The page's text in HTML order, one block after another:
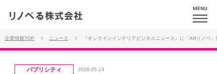
企業情報TOP ニュース 『オンラインインテリアビジネスニュース』に「ARリノベ
パブリシティ 2020.05.13